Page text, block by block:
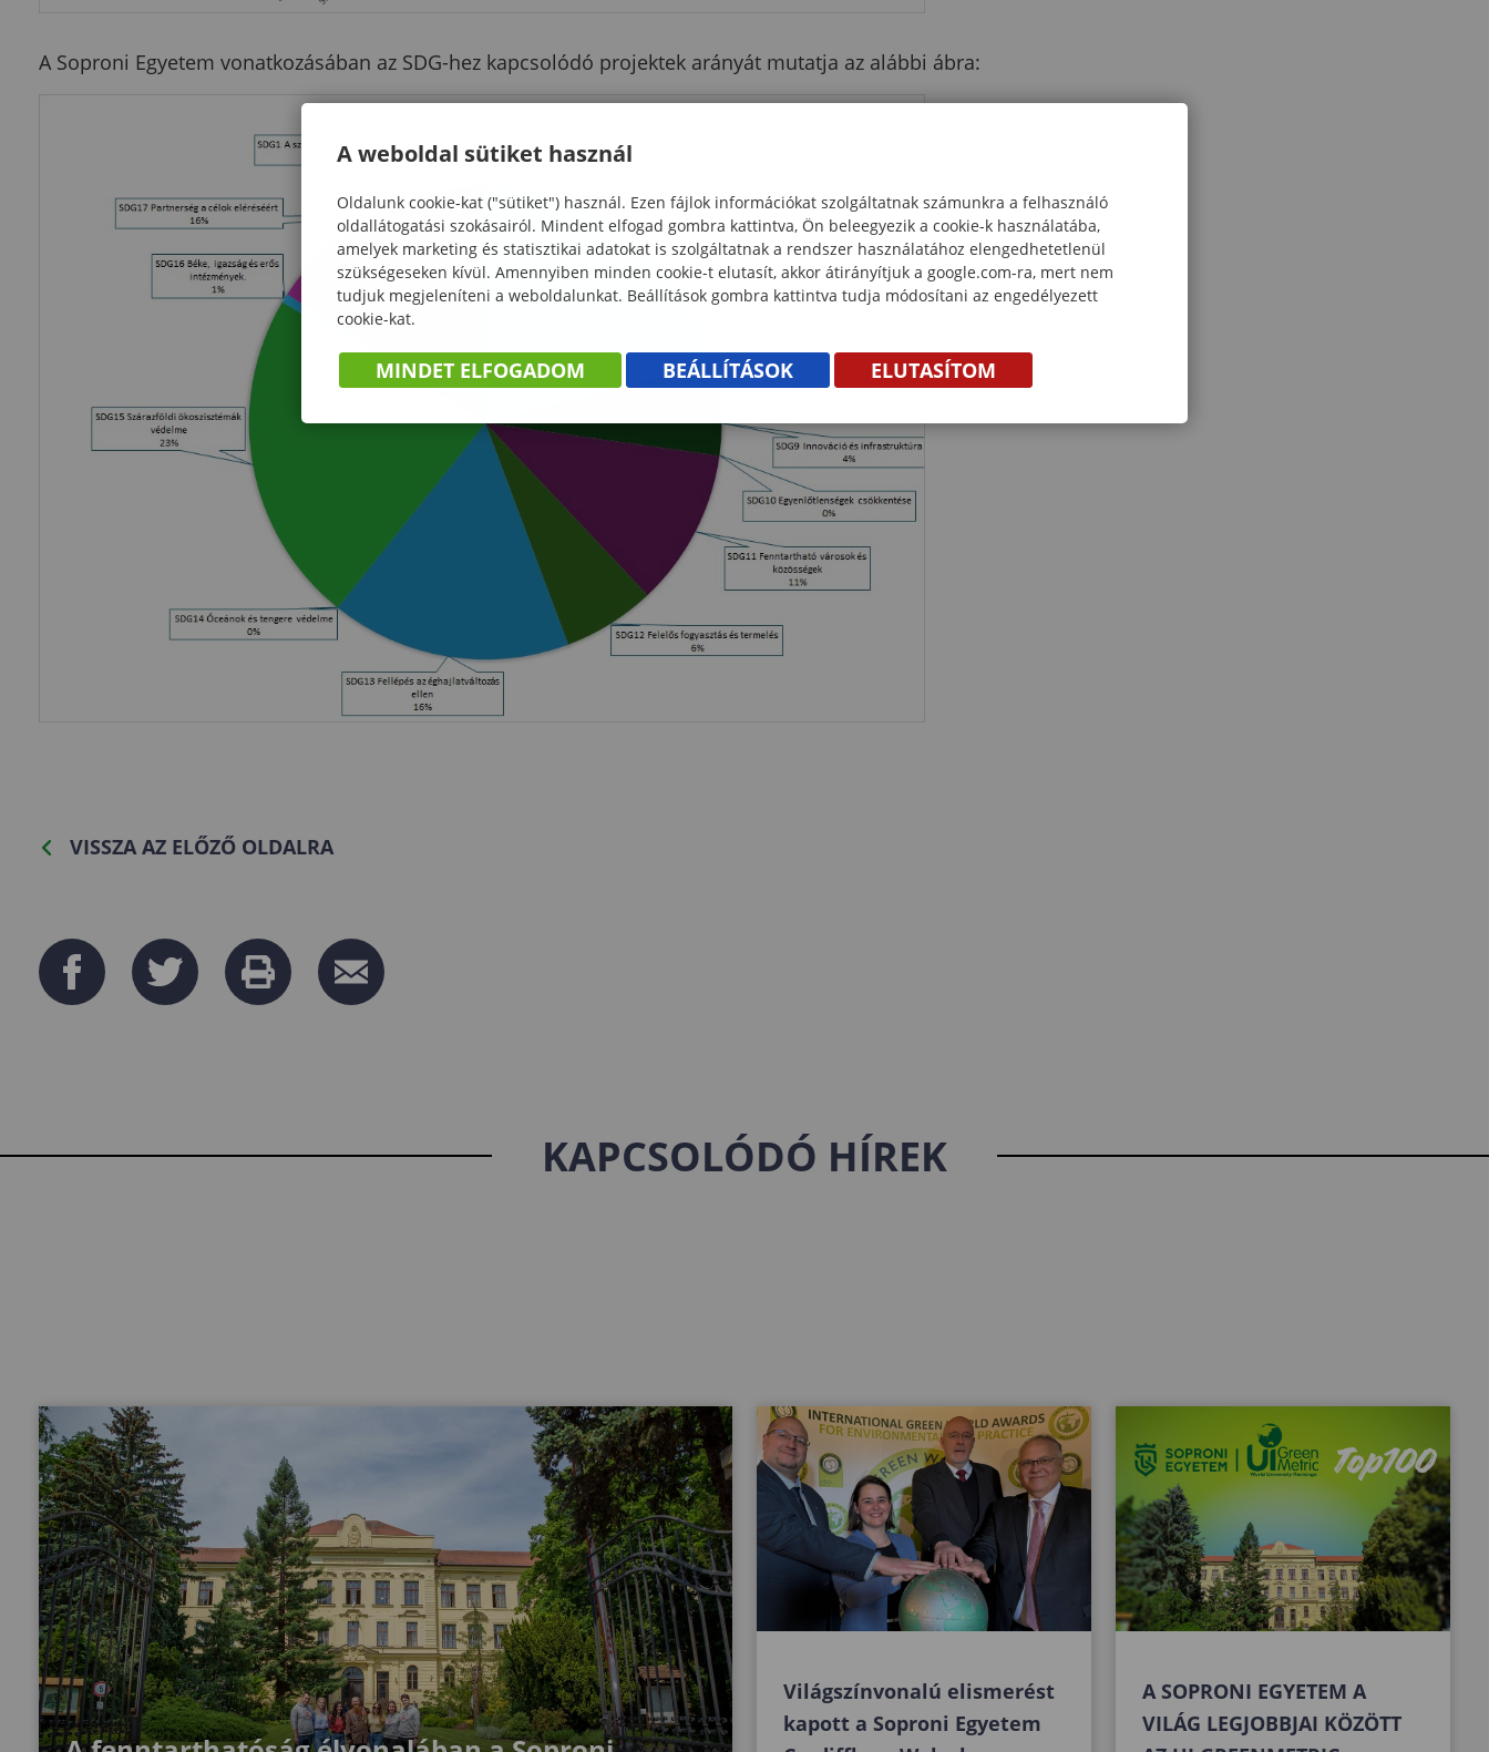
A Soproni Egyetem vonatkozásában az SDG-hez kapcsolódó projektek arányát mutatja az alábbi ábra:
VISSZA AZ ELŐZŐ OLDALRA
KAPCSOLÓDÓ HÍREK
Világszínvonalú elismerést
kapott a Soproni Egyetem
A SOPRONI EGYETEM A
VILÁG LEGJOBBJAI KÖZÖTT
A weboldal sütiket használ
Oldalunk cookie-kat ("sütiket") használ. Ezen fájlok információkat szolgáltatnak számunkra a felhasználó
oldallátogatási szokásairól. Mindent elfogad gombra kattintva, Ön beleegyezik a cookie-k használatába,
amelyek marketing és statisztikai adatokat is szolgáltatnak a rendszer használatához elengedhetetlenül
szükségeseken kívül. Amennyiben minden cookie-t elutasít, akkor átirányítjuk a google.com-ra, mert nem
tudjuk megjeleníteni a weboldalunkat. Beállítások gombra kattintva tudja módosítani az engedélyezett
cookie-kat.
MINDET ELFOGADOM BEÁLLÍTÁSOK ELUTASÍTOM